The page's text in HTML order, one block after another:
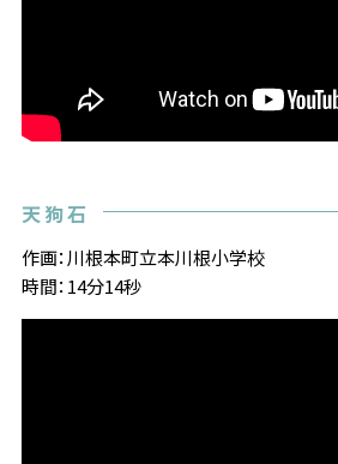
天狗石
作画：川根本町立本川根小学校
時間：14分14秒